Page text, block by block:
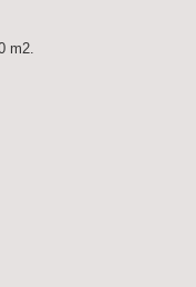
m2.